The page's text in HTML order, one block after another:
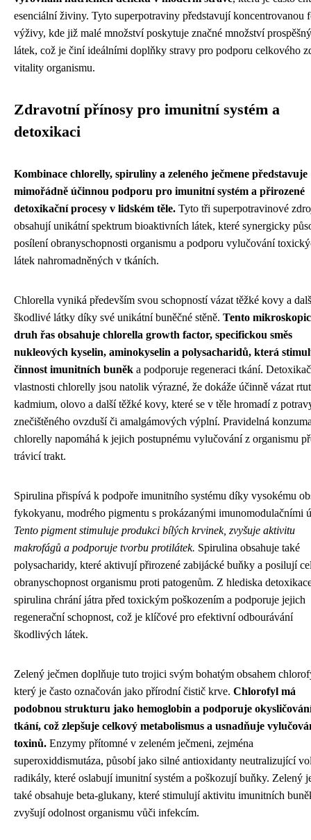
esenciální živiny. Tyto superpotraviny představují koncentrovanou
výživy, kde již malé množství poskytuje značné množství
látek, což je činí ideálními doplňky stravy pro podporu celkového
vitality organismu.
Zdravotní přínosy pro imunitní systém a
detoxikaci
Kombinace chlorelly, spiruliny a zeleného ječmene představuje
mimořádně účinnou podporu pro imunitní systém a přirozené
detoxikační procesy v lidském těle. Tyto tři superpotravinové
obsahují unikátní spektrum bioaktivních látek, které synergicky
posílení obranyschopnosti organismu a podporu vylučování
látek nahromadněných v tkáních.
Chlorella vyniká především svou schopností vázat těžké kovy a
škodlivé látky díky své unikátní buněčné stěně. Tento
druh řas obsahuje chlorella growth factor, specifickou směs
nukleových kyselin, aminokyselin a polysacharidů, která
činnost imunitních buněk a podporuje regeneraci tkání.
vlastnosti chlorelly jsou natolik výrazné, že dokáže účinně vázat
kadmium, olovo a další těžké kovy, které se v těle hromadí z
znečištěného ovzduší či amalgámových výplní. Pravidelná
chlorelly napomáhá k jejich postupnému vylučování z organismu
trávicí trakt.
Spirulina přispívá k podpoře imunitního systému díky vysokému
fykokyanu, modrého pigmentu s prokázanými imunomodulačními
Tento pigment stimuluje produkci bílých krvinek, zvyšuje aktivitu
makrofágů a podporuje tvorbu protilátek. Spirulina obsahuje také
polysacharidy, které aktivují přirozené zabijácké buňky a posilují
obranyschopnost organismu proti patogenům. Z hlediska
spirulina chrání játra před toxickým poškozením a podporuje jejich
regenerační schopnost, což je klíčové pro efektivní odbourávání
škodlivých látek.
Zelený ječmen doplňuje tuto trojici svým bohatým obsahem
který je často označován jako přírodní čistič krve. Chlorofyl má
podobnou strukturu jako hemoglobin a podporuje
tkání, což zlepšuje celkový metabolismus a usnadňuje
toxinů. Enzymy přítomné v zeleném ječmeni, zejména
superoxiddismutáza, působí jako silné antioxidanty neutralizující
radikály, které oslabují imunitní systém a poškozují buňky. Zelený
také obsahuje beta-glukany, které stimulují aktivitu imunitních
zvyšují odolnost organismu vůči infekcím.